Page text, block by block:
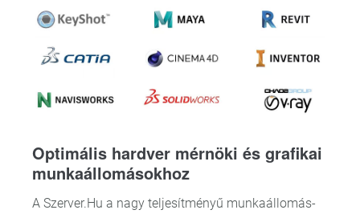
Optimális hardver mérnöki és grafikai
munkaállomásokhoz
A Szerver.Hu a nagy teljesítményű munkaállomás-